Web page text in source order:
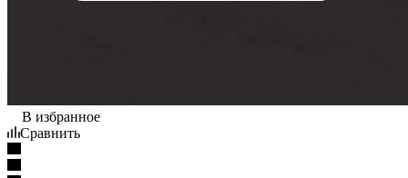
В избранное
Сравнить